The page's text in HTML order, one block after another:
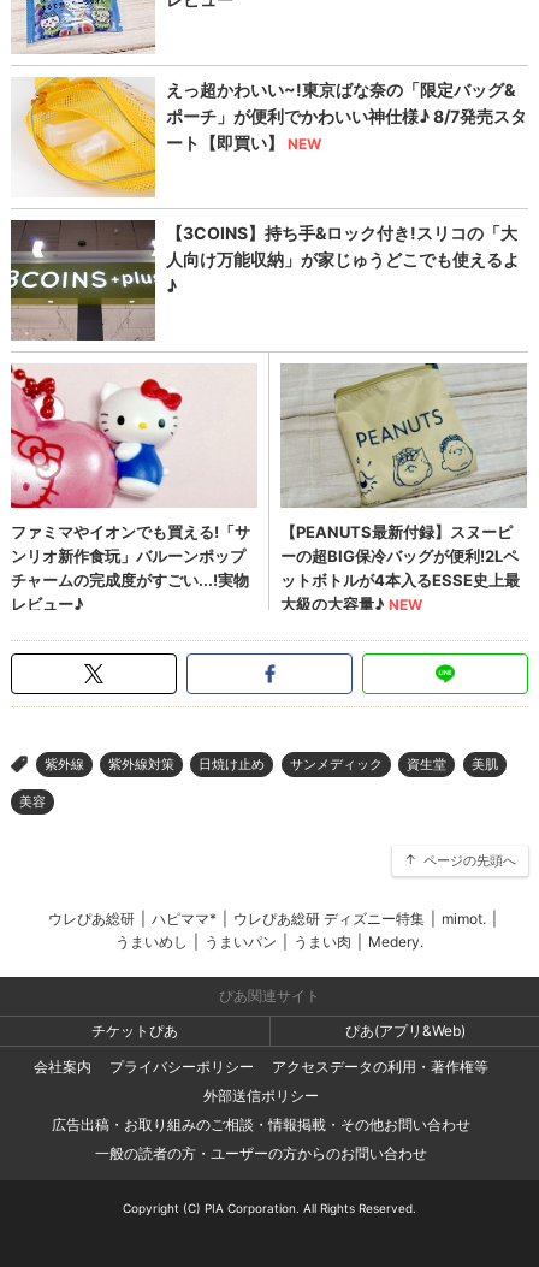
> 紫外線 紫外線対策 日焼け止め サンメディック 資生堂 美肌
美容
ページの先頭へ
ウレぴあ総研 ハピママ* ウレぴあ総研 ディズニー特集 mimot.
うまいめし
うまいパン うまい肉 Medery.
ぴあ関連サイト
チケットぴあ
ぴあ(アプリ&Web)
会社案内
プライバシーポリシー
アクセスデータの利用・著作権等
外部送信ポリシー
広告出稿・お取り組みのご相談・情報掲載・その他お問い合わせ
一般の読者の方・ユーザーの方からのお問い合わせ
Copyright (C) PIA Corporation. All Rights Reserved.